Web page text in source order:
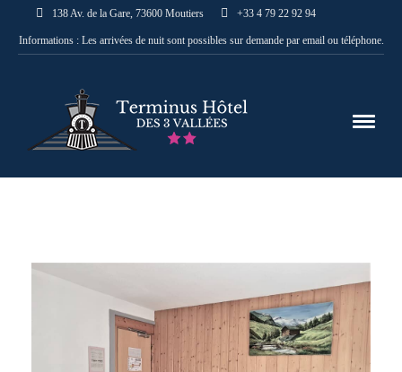
138 Av. de la Gare, 73600 Moutiers +33 4 79 22 92 94
Informations : Les arrivées de nuit sont possibles sur demande par email ou téléphone.